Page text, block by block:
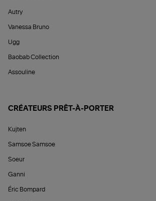
Autry
Vanessa Bruno
Ugg
Baobab Collection
Assouline
CRÉATEURS PRÊT-À-PORTER
Kujten
Samsoe Samsoe
Soeur
Ganni
Éric Bompard